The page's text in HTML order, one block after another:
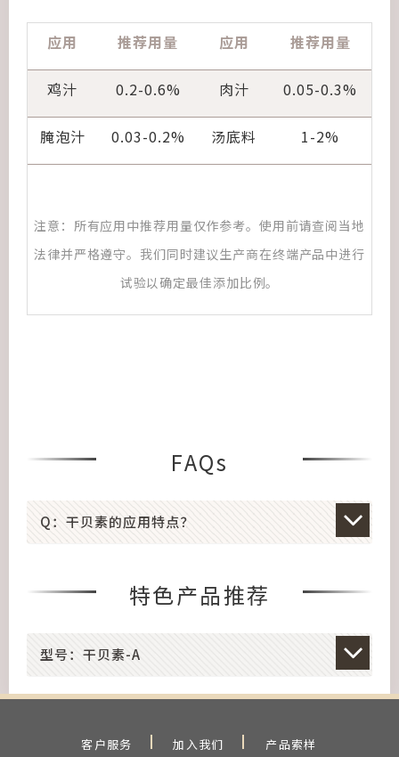
应用 推荐用量 应用 推荐用量
鸡汁 0.2-0.6% 肉汁 0.05-0.3%
腌泡汁 0.03-0.2% 汤底料 1-2%
注意：所有应用中推荐用量仅作参考。使用前请查阅当地
法律并严格遵守。我们同时建议生产商在终端产品中进行
试验以确定最佳添加比例。
FAQs
Q：干贝素的应用特点？
特色产品推荐
型号：干贝素-A
客户服务 加入我们 产品索样